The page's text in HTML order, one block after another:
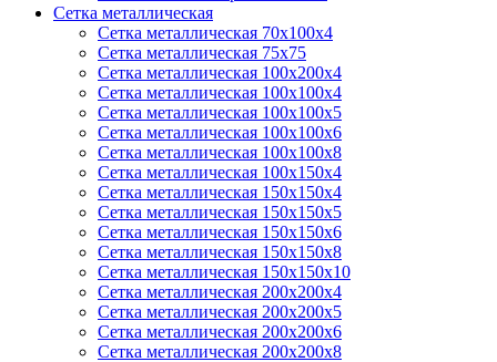
Сетка металлическая
Сетка металлическая 70х100х4
Сетка металлическая 75х75
Сетка металлическая 100х200х4
Сетка металлическая 100х100х4
Сетка металлическая 100х100х5
Сетка металлическая 100х100х6
Сетка металлическая 100х100х8
Сетка металлическая 100х150х4
Сетка металлическая 150х150х4
Сетка металлическая 150х150х5
Сетка металлическая 150х150х6
Сетка металлическая 150х150х8
Сетка металлическая 150х150х10
Сетка металлическая 200х200х4
Сетка металлическая 200х200х5
Сетка металлическая 200х200x6
Сетка металлическая 200х200х8